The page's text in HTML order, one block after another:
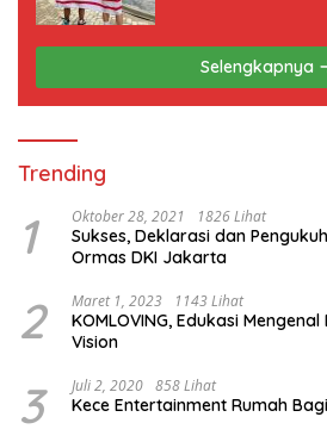
Selengkapnya
Trending
1 Oktober 28, 2021 1826 Lihat
Sukses, Deklarasi dan
Ormas DKI Jakarta
2 Maret 1, 2023 1143 Lihat
KOMLOVING, Edukasi
Vision
3 Juli 2, 2020 858 Lihat
Kece Entertainment Rumah